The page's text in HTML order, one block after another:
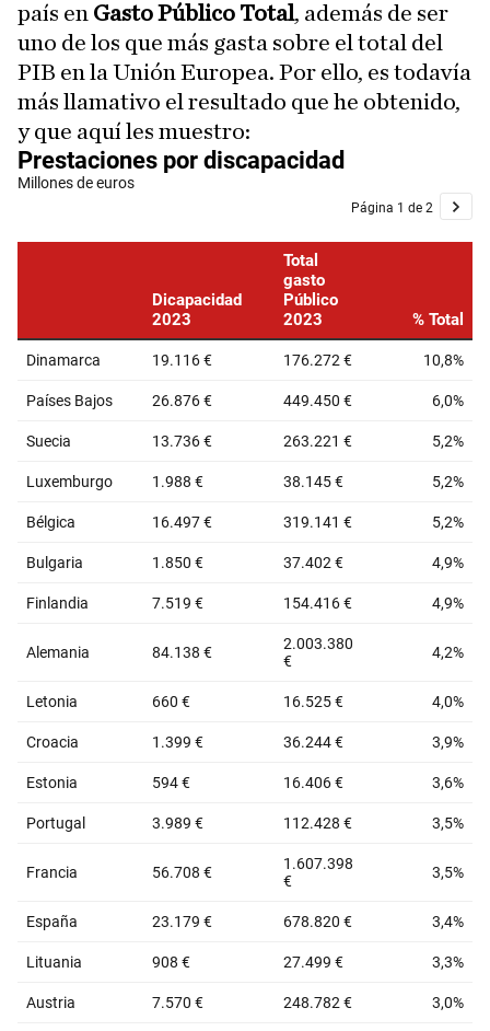
país en Gasto Público Total, además de ser
uno de los que más gasta sobre el total del
PIB en la Unión Europea. Por ello, es todavía
más llamativo el resultado que he obtenido,
y que aquí les muestro: